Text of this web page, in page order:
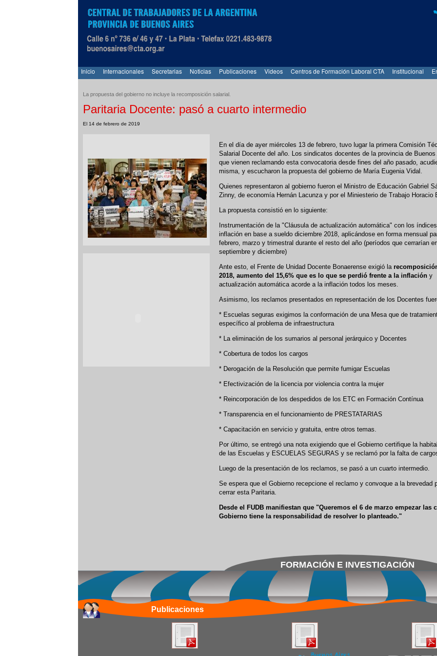
Inicio Internacionales Secretarias Noticias Publicaciones Videos Centros de Formación Laboral CTA Institucional
La propuesta del gobierno no incluye la recomposición salarial.
Paritaria Docente: pasó a cuarto intermedio
El 14 de febrero de 2019
En el día de ayer miércoles 13 de febrero, tuvo lugar la primera Comisión
Salarial Docente del año. Los sindicatos docentes de la provincia de Buenos
que vienen reclamando esta convocatoria desde fines del año pasado,
misma, y escucharon la propuesta del gobierno de María Eugenia Vidal.
Quienes representaron al gobierno fueron el Ministro de Educación Gabriel
Zinny, de economía Hernán Lacunza y por el Miniesterio de Trabajo Horacio
La propuesta consistió en lo siguiente:
Instrumentación de la "Cláusula de actualización automática" con los
inflación en base a sueldo diciembre 2018, aplicándose en forma mensual
febrero, marzo y trimestral durante el resto del año (períodos que cerrarían
septiembre y diciembre)
Ante esto, el Frente de Unidad Docente Bonaerense exigió la
2018, aumento del 15,6% que es lo que se perdió frente a la inflación y
actualización automática acorde a la inflación todos los meses.
Asimismo, los reclamos presentados en representación de los Docentes
* Escuelas seguras exigimos la conformación de una Mesa que de
específico al problema de infraestructura
* La eliminación de los sumarios al personal jerárquico y Docentes
* Cobertura de todos los cargos
* Derogación de la Resolución que permite fumigar Escuelas
* Efectivización de la licencia por violencia contra la mujer
* Reincorporación de los despedidos de los ETC en Formación Contínua
* Transparencia en el funcionamiento de PRESTATARIAS
* Capacitación en servicio y gratuita, entre otros temas.
Por último, se entregó una nota exigiendo que el Gobierno certifique la
de las Escuelas y ESCUELAS SEGURAS y se reclamó por la falta de
Luego de la presentación de los reclamos, se pasó a un cuarto intermedio.
Se espera que el Gobierno recepcione el reclamo y convoque a la brevedad
cerrar esta Paritaria.
Desde el FUDB manifiestan que "Queremos el 6 de marzo empezar las
Gobierno tiene la responsabilidad de resolver lo planteado."
FORMACIÓN E INVESTIGACIÓN
Publicaciones